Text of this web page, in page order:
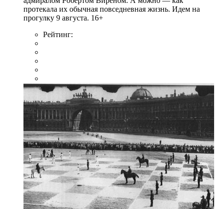
протекала их обычная повседневная жизнь. Идем на
прогулку 9 августа. 16+
Рейтинг: